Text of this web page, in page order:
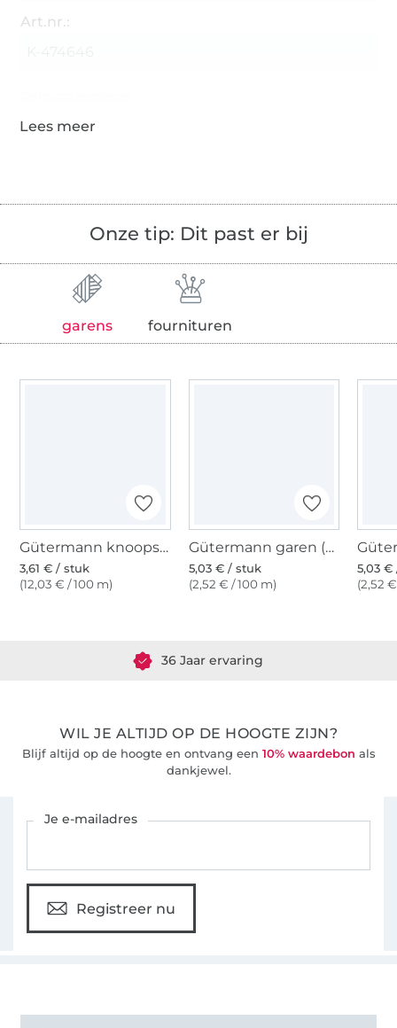
Art.nr.:
Onze tip: Dit past er bij
garens fournituren
Gütermann knoopsgatgaren (800) wit
3,61 € / stuk
(12,03 € / 100 m)
Gütermann garen (800) wit
5,03 € / stuk
(2,52 € / 100 m)
5,03
(2,52
36 Jaar ervaring
WIL JE ALTIJD OP DE HOOGTE ZIJN?
Blijf altijd op de hoogte en ontvang een 10% waardebon als
dankjewel.
Je e-mailadres
Registreer nu